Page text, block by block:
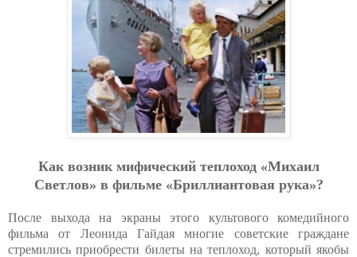
Как возник мифический теплоход «Михаил
Светлов» в фильме «Бриллиантовая рука»?
После выхода на экраны этого культового комедийного
фильма от Леонида Гайдая многие советские граждане
стремились приобрести билеты на теплоход, который якобы